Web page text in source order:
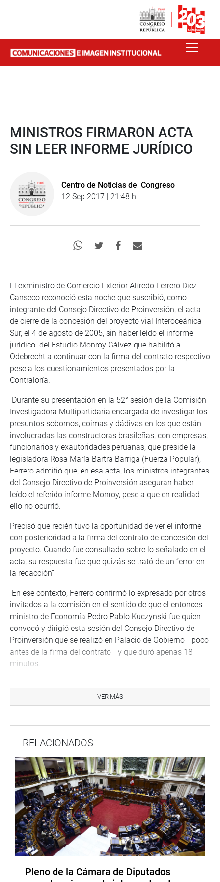
MINISTROS FIRMARON ACTA
SIN LEER INFORME JURÍDICO
Centro de Noticias del Congreso
12 Sep 2017 | 21:48 h
El exministro de Comercio Exterior Alfredo Ferrero Diez
Canseco reconoció esta noche que suscribió, como
integrante del Consejo Directivo de Proinversión, el acta
de cierre de la concesión del proyecto vial Interoceánica
Sur, el 4 de agosto de 2005, sin haber leído el informe
jurídico del Estudio Monroy Gálvez que habilitó a
Odebrecht a continuar con la firma del contrato respectivo
pese a los cuestionamientos presentados por la
Contraloría.
Durante su presentación en la 52° sesión de la Comisión
Investigadora Multipartidaria encargada de investigar los
presuntos sobornos, coimas y dádivas en los que están
involucradas las constructoras brasileñas, con empresas,
funcionarios y exautoridades peruanas, que preside la
legisladora Rosa María Bartra Barriga (Fuerza Popular),
Ferrero admitió que, en esa acta, los ministros integrantes
del Consejo Directivo de Proinversión aseguran haber
leído el referido informe Monroy, pese a que en realidad
ello no ocurrió.
Precisó que recién tuvo la oportunidad de ver el informe
con posterioridad a la firma del contrato de concesión del
proyecto. Cuando fue consultado sobre lo señalado en el
acta, su respuesta fue que quizás se trató de un “error en
la redacción”.
En ese contexto, Ferrero confirmó lo expresado por otros
invitados a la comisión en el sentido de que el entonces
ministro de Economía Pedro Pablo Kuczynski fue quien
convocó y dirigió esta sesión del Consejo Directivo de
Proinversión que se realizó en Palacio de Gobierno –poco
antes de la firma del contrato– y que duró apenas 18
minutos.
su presentación a defender las bondades de la carretera
Interoceánica y que su comentario es al margen de las
el exmandatario sobre el proyecto Interoceánica y que no
se produjo el ilegal pago.
“De repente fue Toledo quien estafó a los estafadores, de
repente Toledo salió siendo más vivo que ellos (los
brasileños)”, puntualizó.
También justificó la posición del Estudio Monroy que
consideró que el cuestionamiento de la Contraloría a
Odebrecht –por mantener procesos judiciales con el
VER MÁS
RELACIONADOS
Pleno de la Cámara de Diputados